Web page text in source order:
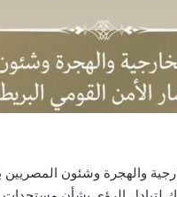
والهجرة وشئون المصريين